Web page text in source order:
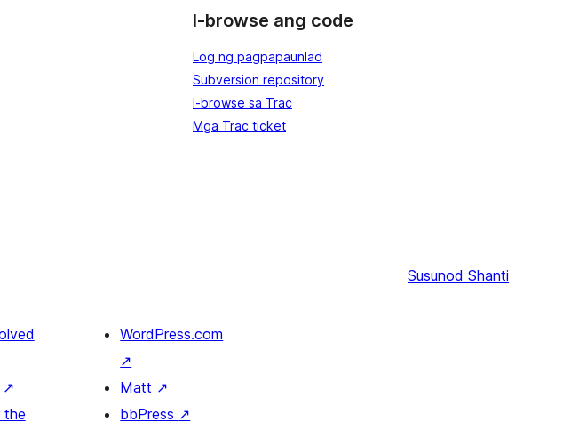
I-browse ang code
Log ng pagpapaunlad
Subversion repository
I-browse sa Trac
Mga Trac ticket
Susunod Shanti
↗
the
WordPress.com
↗
Matt ↗
bbPress ↗